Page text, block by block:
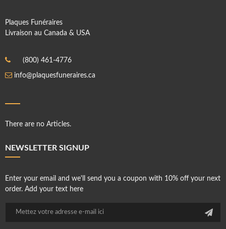
Plaques Funéraires
Livraison au Canada & USA
(800) 461-4776
info@plaquesfuneraires.ca
There are no Articles.
NEWSLETTER SIGNUP
Enter your email and we'll send you a coupon with 10% off your next
order. Add your text here